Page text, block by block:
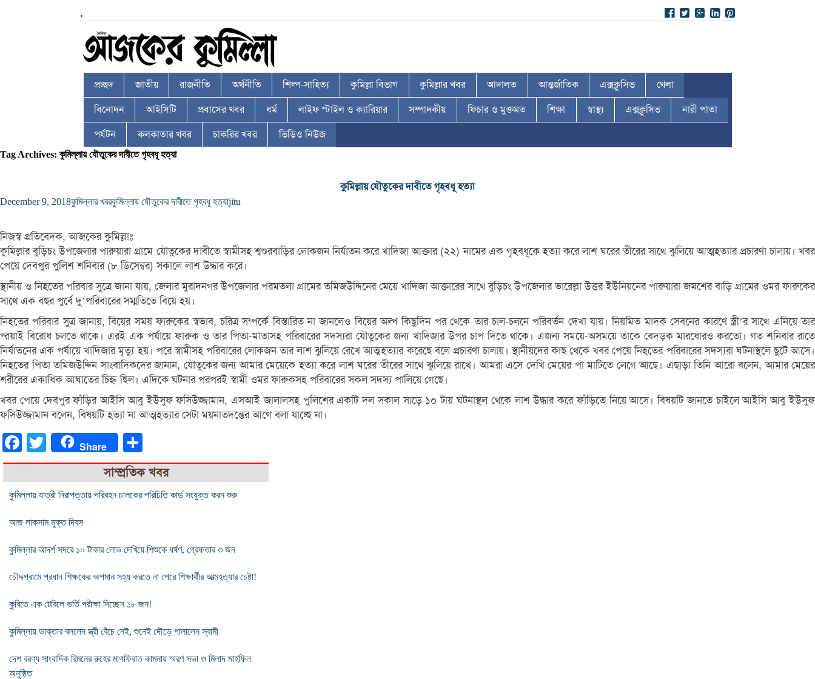
,
প্রচ্ছদ জাতীয় রাজনীতি অর্থনীতি শিল্প-সাহিত্য কুমিল্লা বিভাগ কুমিল্লার খবর আদালত আন্তর্জাতিক এক্সক্লুসিভ খেলা
বিনোদন আইসিটি প্রবাসের খবর ধর্ম লাইফ স্টাইল ও ক্যারিয়ার সম্পাদকীয় ফিচার ও মুক্তমত শিক্ষা স্বাস্থ্য এক্সক্লুসিভ নারী পাতা
পর্যটন কলকাতার খবর চাকরির খবর ভিডিও নিউজ
Tag Archives: কুমিল্লায় যৌতুকের দাবীতে গৃহবধূ হত্যা
কুমিল্লায় যৌতুকের দাবীতে গৃহবধূ হত্যা
December 9, 2018কুমিল্লার খবরকুমিল্লায় যৌতুকের দাবীতে গৃহবধূ হত্যাjitu
নিজস্ব প্রতিবেদক, আজকের কুমিল্লাঃ
কুমিল্লার বুড়িচং উপজেলার পারুয়ারা গ্রামে যৌতুকের দাবীতে স্বামীসহ শ্বশুরবাড়ির লোকজন নির্যাতন করে খাদিজা আক্তার (২২) নামের এক গৃহবধূকে হত্যা করে লাশ ঘরের তীরের সাথে ঝুলিয়ে আত্মহত্যার প্রচারণা চালায়। খবর
পেয়ে দেবপুর পুলিশ শনিবার (৮ ডিসেম্বর) সকালে লাশ উদ্ধার করে।
স্থানীয় ও নিহতের পরিবার সুত্রে জানা যায়, জেলার মুরাদনগর উপজেলার পরমতলা গ্রামের তমিজউদ্দিনের মেয়ে খাদিজা আক্তারের সাথে বুড়িচং উপজেলার ভারেল্লা উত্তর ইউনিয়নের পারুয়ারা জমশের বাড়ি গ্রামের ওমর ফারুকের
সাথে এক বছর পুর্বে দু’পরিবারের সম্মতিতে বিয়ে হয়।
নিহতের পরিবার সুত্র জানায়, বিয়ের সময় ফারুকের স্বভাব, চরিত্র সম্পর্কে বিস্তারিত না জানলেও বিয়ের অল্প কিছুদিন পর থেকে তার চাল-চলনে পরিবর্তন দেখা যায়। নিয়মিত মাদক সেবনের কারণে স্ত্রী’র সাথে এনিয়ে তার
প্র্য়াই বিরোধ চলতে থাকে। এরই এক পর্যায়ে ফারুক ও তার পিতা-মাতাসহ পরিবারের সদস্যরা যৌতুকের জন্য খাদিজার উপর চাপ দিতে থাকে। এজন্য সময়ে-অসময়ে তাকে বেদড়ক মারধোরও করতো। গত শনিবার রাতে
নির্যাতনের এক পর্যায়ে খাদিজার মৃত্যু হয়। পরে স্বামীসহ পরিবারের লোকজন তার লাশ ঝুলিয়ে রেখে আত্মহত্যার করেছে বলে প্রচারণা চালায়। স্থানীয়দের কাছ থেকে খবর পেয়ে নিহতের পরিবারের সদস্যরা ঘটনাস্থলে ছুটে আসে।
নিহতের পিতা তমিজউদ্দিন সাংবাদিকদের জানান, যৌতুকের জন্য আমার মেয়েকে হত্যা করে লাশ ঘরের তীরের সাথে ঝুলিয়ে রাখে। আমরা এসে দেখি মেয়ের পা মাটিতে লেগে আছে। এছাড়া তিনি আরো বলেন, আমার মেয়ের
শরীরের একাধিক আঘাতের চিহ্ন ছিল। এদিকে ঘটনার পরপরই স্বামী ওমর ফারুকসহ পরিবারের সকল সদস্য পালিয়ে গেছে।
খবর পেয়ে দেবপুর ফাঁড়ির আইসি আবু ইউসুফ ফসিউজ্জামান, এসআই জালালসহ পুলিশের একটি দল সকাল সাড়ে ১০ টায় ঘটনাস্থল থেকে লাশ উদ্ধার করে ফাঁড়িতে নিয়ে আসে। বিষয়টি জানতে চাইলে আইসি আবু ইউসুফ
ফসিউজ্জামান বলেন, বিষয়টি হত্যা না আত্মহত্যার সেটা ময়নাতদন্তের আগে বলা যাচ্ছে না।
FacebookTwitter Share
সাম্প্রতিক খবর
কুমিল্লায় যাত্রী নিরাপত্তায় পরিবহন চালকের পরিচিতি কার্ড সংযুক্ত করন শুরু
আজ লাকসাম মুক্ত দিবস
কুমিল্লার আদর্শ সদরে ১০ টাকার লোভ দেখিয়ে শিশুকে ধর্ষণ, গ্রেফতার ৩ জন
চৌদ্দগ্রামে প্রধান শিক্ষকের অপমান সহ্য করতে না পেরে শিক্ষার্থীর আত্মহত্যার চেষ্টা!
কুবিতে এক টেবিলে ভর্তি পরীক্ষা দিচ্ছেন ১৮ জন!
কুমিল্লায় ডাক্তার বললেন স্ত্রী বেঁচে নেই, শুনেই দৌড়ে পালালেন স্বামী
দেশ বরণ্য সাংবাদিক রিমনের রুহের মাগফিরাত কামনায় স্মরণ সভা ও মিলাদ মাহফিল
অনুষ্ঠিত